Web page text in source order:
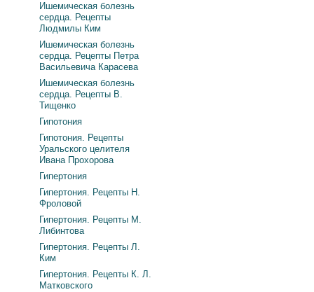
Ишемическая болезнь
сердца. Рецепты
Людмилы Ким
Ишемическая болезнь
сердца. Рецепты Петра
Васильевича Карасева
Ишемическая болезнь
сердца. Рецепты В.
Тищенко
Гипотония
Гипотония. Рецепты
Уральского целителя
Ивана Прохорова
Гипертония
Гипертония. Рецепты Н.
Фроловой
Гипертония. Рецепты М.
Либинтова
Гипертония. Рецепты Л.
Ким
Гипертония. Рецепты К. Л.
Матковского